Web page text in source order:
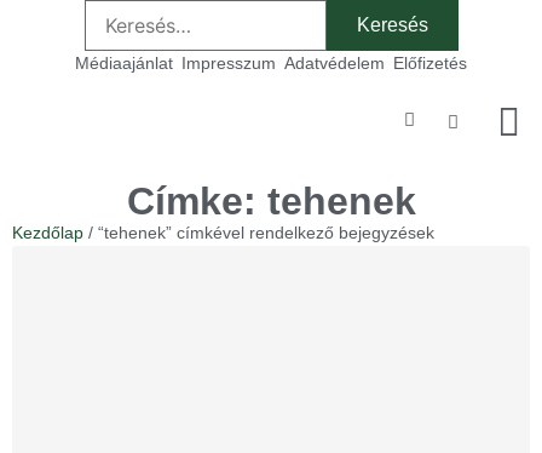
Médiaajánlat Impresszum Adatvédelem Előfizetés
Címke: tehenek
Kezdőlap / “tehenek” címkével rendelkező bejegyzések